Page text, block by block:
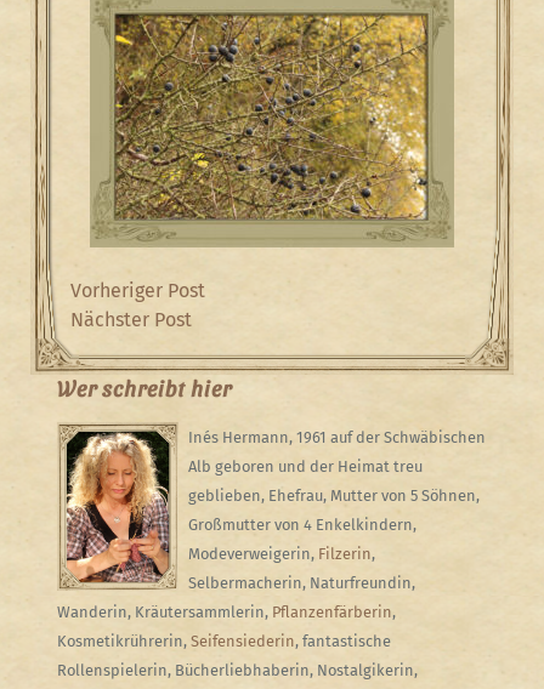
Beitragsnavigation
Previous
Post
Vorheriger Post
Next
Post
Nächster Post
Wer schreibt hier
Inés Hermann, 1961 auf der Schwäbischen
Alb geboren und der Heimat treu
geblieben, Ehefrau, Mutter von 5 Söhnen,
Großmutter von 4 Enkelkindern,
Modeverweigerin, Filzerin,
Selbermacherin, Naturfreundin,
Wanderin, Kräutersammlerin, Pflanzenfärberin,
Kosmetikrührerin, Seifensiederin, fantastische
Rollenspielerin, Bücherliebhaberin, Nostalgikerin,